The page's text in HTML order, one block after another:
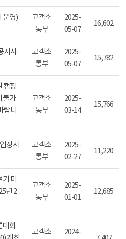
운영)
고객소
통부
2025-
05-07
16,602
지사
고객소
통부
2025-
05-07
15,782
캠핑
불가
랍니
고객소
통부
2025-
03-14
15,766
장시
고객소
통부
2025-
02-27
11,220
미
년 2
고객소
통부
2025-
01-01
12,685
대회
고객소
2024-